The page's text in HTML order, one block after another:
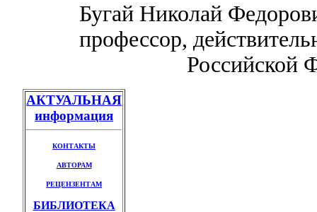
Бугай Николай
профессор,
Российской
АКТУАЛЬНАЯ
информация
КОНТАКТЫ
АВТОРАМ
РЕЦЕНЗЕНТАМ
БИБЛИОТЕКА